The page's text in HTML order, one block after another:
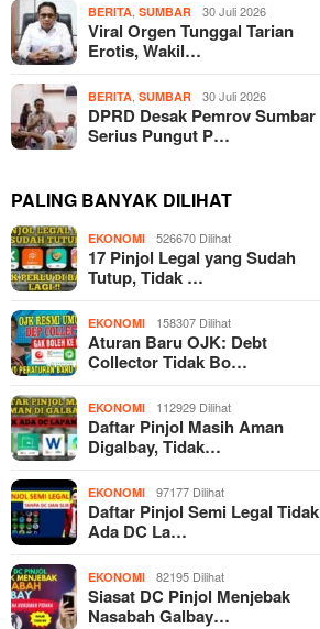
BERITA ,SUMBAR 30 Juli 2026
Viral Orgen Tunggal Tarian
Erotis, Wakil…
BERITA ,SUMBAR 30 Juli 2026
DPRD Desak Pemrov Sumbar
Serius Pungut P…
PALING BANYAK DILIHAT
EKONOMI 526670 Dilihat
17 Pinjol Legal yang Sudah
Tutup, Tidak …
EKONOMI 158307 Dilihat
Aturan Baru OJK: Debt
Collector Tidak Bo…
EKONOMI 112929 Dilihat
Daftar Pinjol Masih Aman
Digalbay, Tidak…
EKONOMI 97177 Dilihat
Daftar Pinjol Semi Legal Tidak
Ada DC La…
EKONOMI 82195 Dilihat
Siasat DC Pinjol Menjebak
Nasabah Galbay…